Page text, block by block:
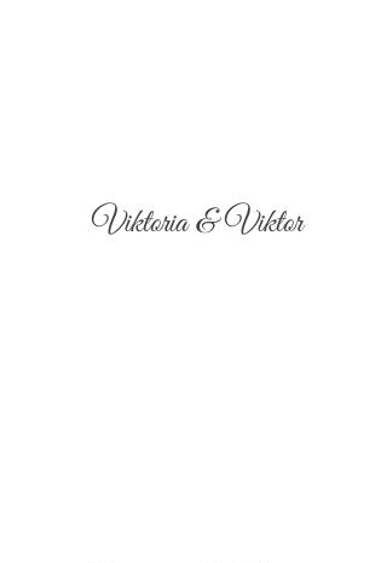
Viktoria & Viktor